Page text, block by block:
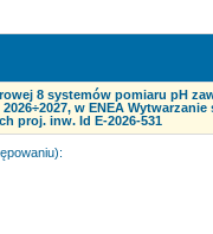
8 systemów pomiaru pH
w ENEA Wytwarzanie
proj. inw. Id E-2026-531